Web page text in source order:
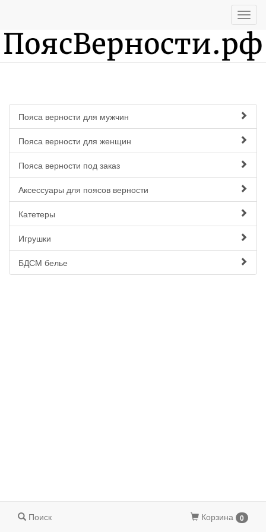
Пояса верности для мужчин
Пояса верности для женщин
Пояса верности под заказ
Аксессуары для поясов верности
Катетеры
Игрушки
БДСМ белье
Поиск Корзина 0